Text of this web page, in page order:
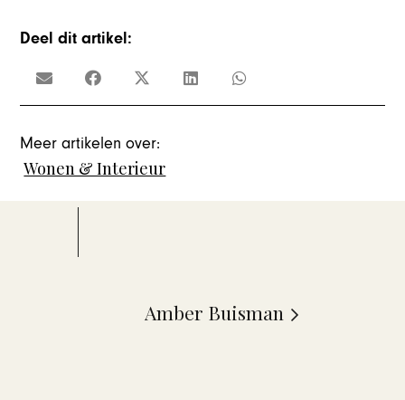
Deel dit artikel:
Meer artikelen over:
Wonen & Interieur
Amber Buisman